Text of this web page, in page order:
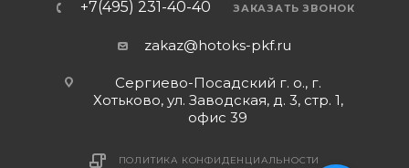
+7(495) 231-40-40 ЗАКАЗАТЬ ЗВОНОК
zakaz@hotoks-pkf.ru
Сергиево-Посадский г. о., г.
Хотьково, ул. Заводская, д. 3, стр. 1,
офис 39
ПОЛИТИКА КОНФИДЕНЦИАЛЬНОСТИ